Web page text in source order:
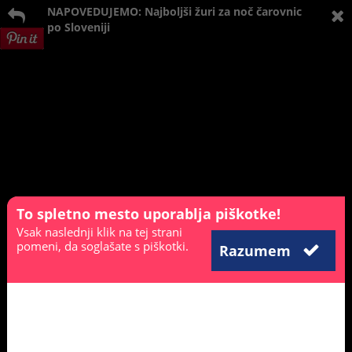
NAPOVEDUJEMO: Najboljši žuri za noč čarovnic
po Sloveniji
To spletno mesto uporablja piškotke!
Razumem
Vsak naslednji klik na tej strani
pomeni, da soglašate s piškotki.